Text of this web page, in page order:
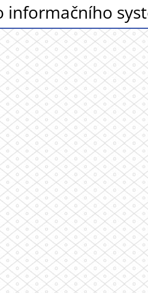
informačního